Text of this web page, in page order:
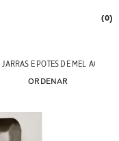
(0)
JARRAS E POTES DE MEL
ORDENAR